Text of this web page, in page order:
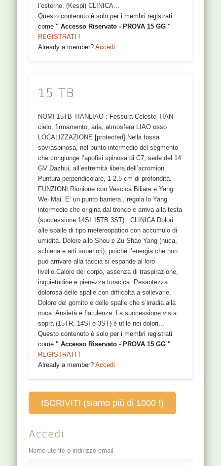
l’esterno. (Kespi) CLINICA...
Questo contenuto è solo per i membri registrati
come" Accesso Riservato - PROVA 15 GG "
REGISTRATI !
Already a member?Accedi
15 TB
NOMI 15TB TIANLIAO : Fessura Celeste TIAN
cielo, firmamento, aria, atmosfera LIAO osso
LOCALIZZAZIONE [protected] Nella fossa
sovraspinosa, nel punto intermedio del segmento
che congiunge l’apofisi spinosa di C7, sede del 14
GV Dazhui, all’estremità libera dell’acromion.
Puntura perpendicolare, 1-2,5 cm di profondità.
FUNZIONI Riunione con Vescica Biliare e Yang
Wei Mai. E’ un punto barriera , regola lo Yang
intermedio che origina dal tronco e arriva alla testa
(successione 14SI 15TB 3ST) . CLINICA Dolori
alle spalle di tipo metereopatico con accumulo di
umidità. Dolore allo Shou e Zu Shao Yang (nuca,
schiena e arti superiori), poiché l’energia che non
può arrivare alla faccia si espande al loro
livello.Calore del corpo, assenza di traspirazione,
inquietudine e pienezza toracica. Pesantezza
dolorosa delle spalle con difficoltà a sollevarle.
Dolore del gomito e delle spalle che s’irradia alla
nuca. Ansietà e flatulenza. La successione vista
sopra (15TR, 14SI e 3ST) è utile nei dolori...
Questo contenuto è solo per i membri registrati
come" Accesso Riservato - PROVA 15 GG "
REGISTRATI !
Already a member?Accedi
ISCRIVITI (siamo più di 1000 !)
Accedi
Nome utente o indirizzo email